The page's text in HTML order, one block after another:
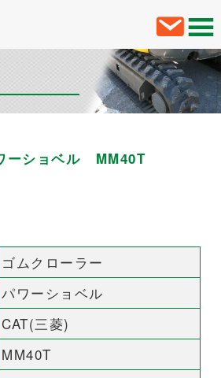
ーショベル MM40T
ゴムクローラー
パワーショベル
CAT(三菱)
MM40T